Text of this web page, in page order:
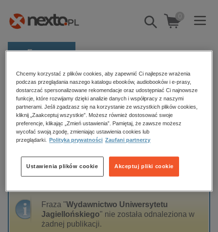
Pokaż/schowaj
wyszukiwarkę
0
E-prasa
Kategorie
Zobacz wszystkie E-prasa
budownictwo, aranżacja wnętrz
biznesowe, branżowe, gospodarka
darmowe wydania
dzienniki
edukacja
hobby, sport, rozrywka
komputery, internet, technologie, informatyka
kobiece, lifestyle, kultura
Strona główna
Wydawnictwo Uniwersytetu Jagiellońskiego
Wydawnictwo Uniwersytetu
Jagiellońskiego
Sortowanie Filtrowanie
Fraza "Wydawnictwo Uniwersytetu
Jagiellońskiego" nie została odnaleziona w
żadnej publikacji.
Chcemy korzystać z plików cookies, aby zapewnić Ci najlepsze wrażenia
podczas przeglądania naszego katalogu ebooków, audiobooków i e-prasy,
dostarczać spersonalizowane rekomendacje oraz udostępniać Ci najnowsze
funkcje, które rozwijamy dzięki analizie danych i współpracy z naszymi
partnerami. Jeśli zgadzasz się na korzystanie ze wszystkich plików cookies,
kliknij „Zaakceptuj wszystkie”. Możesz również dostosować swoje
preferencje, klikając „Zmień ustawienia”. Pamiętaj, że zawsze możesz
wycofać swoją zgodę, zmieniając ustawienia cookies lub
przeglądarki.
Polityka prywatności Zaufani partnerzy
Akceptuj pliki cookie
Ustawienia plików cookie